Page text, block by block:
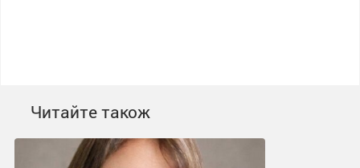
Читайте також